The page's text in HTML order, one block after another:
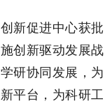
新促进中心获批
创新驱动发展战
研协同发展，为
平台，为科研工